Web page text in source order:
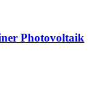
Photovoltaik